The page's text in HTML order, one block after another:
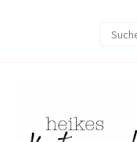
Search